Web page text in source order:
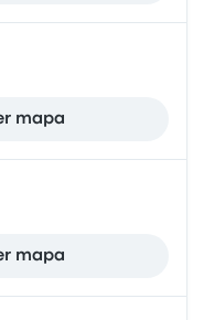
mapa
mapa